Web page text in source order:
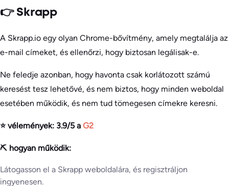
👉 Skrapp
A Skrapp.io egy olyan Chrome-bővítmény, amely megtalálja az
e-mail címeket, és ellenőrzi, hogy biztosan legálisak-e.
Ne feledje azonban, hogy havonta csak korlátozott számú
keresést tesz lehetővé, és nem biztos, hogy minden weboldal
esetében működik, és nem tud tömegesen címekre keresni.
⭐ vélemények: 3.9/5 a G2
⛏️ hogyan működik:
Látogasson el a Skrapp weboldalára, és regisztráljon
ingyenesen.